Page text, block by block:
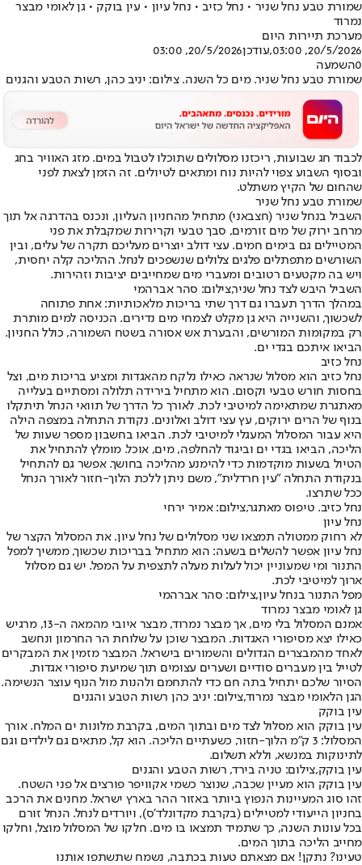
שמורת טבע נחל שניר • נחל כזיב • נחל עיון • עין בוקק • גן לאומי מבצר
נמרוד
מערכת תיירות היום
20/5/2026, 03:00
,עודכן20/5/2026, 03:00
0השמעה
שמורת טבע נחל שניר. מים כל השנה. צילום: יניב כהן, רשות הטבע והגנים
לכבוד חג שבועות, ריכזנו מסלולים שתוכלו לטבול במים. מזג האוויר בחג
ובסוף השבוע צפוי להיות נוח ומתאים לטיולים. זה הזמן לצאת לפני
שהחום של הקיץ משתלט.
שמורת טבע נחל שניר
השביל בנחל שניר (חצבאני) מתחיל מהחניון העליון, ונכנס בהדרגה אל תוך
מרחב ירוק של מים זורמים, סבך טבעי וקרירות שמקבלת את פני
המטיילים גם בימים חמים. עצי דולב יוצרים מעליכם תקרה של עלים, ובין
השורשים מתפתלים פלגים צלולים שנשפכים לנחל. ההליכה קלה יחסית,
ויש בה מקטעים רטובים ומעברי מים שמחייבים יציבות וזהירות.
השביל היבש לצד נחל שניר,צילום: סהר אברהמי
במהלך הדרך תעברו גם דרך שתי בריכות מלאכותיות: אחת פתוחה
לשכשוך, והשנייה היא גן מקלט לצמחי מים נדירים. הכניסה למים מותרת
רק במקומות המורשים, והבערת אש אסורה בשטח השמורה, כולל החניון.
הביאו איתכם בגדי ים.
נחל כזיב
נחל כזיב הוא מסלול שנראה כאילו נלקח מהאגדות ומציע בריכות מים, וצל
בחסות חורש טבעי וקסום. הוא מתחיל בירידה תלולה ומסתיים בעלייה
מאתגרת שמתאימה למיטיבי לכת. לאורך כל הדרך של תוואי הנחל תיתקלו
בנוף של הרים ירוקים, עץ עצי דולב ואלונים. נקודת התחלה במצפה הילה
היא עבור המסלול המעגלי למיטיבי לכת. הביאו בחשבון מספר שעות של
הליכה, הביאו בגדי ים וביגוד להחלפה, מים, אוכל. מומלץ להתחיל את
הטיול בשעות מוקדמות כדי להימנע מהליכה בחושך. אפשר גם להתחיל
בנקודת התחלה "עין חרדלית", משם ניתן ללכת הלוך-חזור לאורך הנחל
ככל שתרצו.
נחל כזיב. טיפוס מאתגר,צילום: אמיר ירחי
נחל עיון
לא רחוק ממטולה תמצאו שני מסלולים של נחל עיון. את המסלול הקצר של
נחל עיון אפשר להשלים בשעה: הוא מתחיל בבריכות שכשוך, ממשיך למפל
התנור ומי שמעוניין יכול לעלות מעלה לתצפית על המפל. יש גם מסלול
ארוך למיטיבי לכת.
מפל התנור בנחל עיון,צילום: סהר אברהמי
גן לאומי מבצר נמרוד
אמנם המסלול בלי מים, אך מבצר נמרוד, מבצר איובי מהמאה ה-13, מרגיש
כאילו יצא מסיפורי האגדות. המבצר שוכן על שלוחת הר החרמון ונחשב
לאחד מהמבצרים הגדולים והשמורים בישראל. המבצר מזמין את המבקרים
לטייל בין מעברים סודיים ושערים עצומים תוך שמיעת סיפורי אגדות.
הסיור שלכם יתחיל בתה חם כדי להתחמם ולהנות מול הנוף עוצר הנשימה.
הגן הלאומי מבצר נמרוד,צילום: יניב כהן רשות הטבע והגנים
עין בוקק
עין בוקק הוא מסלול לצד מים ובתוך המים, בקרבת מלונות ים המלח. אורך
המסלול: 3 ק"מ הלוך-חזור, כשעתיים הליכה. הוא קל, מתאים גם לילדים וגם
לתינוקות במנשא, וללא תשלום.
עין בוקק,צילום: טניה בירד, רשות הטבע והגנים
עין בוקק הוא מעיין שכבה, שנוצר כשמי אקוויפר פורצים אל פני השטח.
זהו סוג המעיינות הנפוץ ביותר באזור ההר בארץ ישראל. מחנים את הרכב
בחניון הייעודי למטיילים (בקרבת מקדונלד'ס), ויורדים לנחל. הנחל זורם
בכל עונות השנה, כך שתמיד תמצאו בו מים. חלקו של המסלול מוצל, וחלקו
מחייב הליכה בתוך המים.
טעינו? נתקן! אם מצאתם טעות בכתבה, נשמח שתשתפו אותנו